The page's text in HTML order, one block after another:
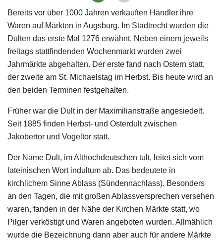
Bereits vor über 1000 Jahren verkauften Händler ihre
Waren auf Märkten in Augsburg. Im Stadtrecht wurden die
Dulten das erste Mal 1276 erwähnt. Neben einem jeweils
freitags stattfindenden Wochenmarkt wurden zwei
Jahrmärkte abgehalten. Der erste fand nach Ostern statt,
der zweite am St. Michaelstag im Herbst. Bis heute wird an
den beiden Terminen festgehalten.
Früher war die Dult in der Maximilianstraße angesiedelt.
Seit 1885 finden Herbst- und Osterdult zwischen
Jakobertor und Vogeltor statt.
Der Name Dult, im Althochdeutschen tult, leitet sich vom
lateinischen Wort indultum ab. Das bedeutete in
kirchlichem Sinne Ablass (Sündennachlass). Besonders
an den Tagen, die mit großen Ablassversprechen versehen
waren, fanden in der Nähe der Kirchen Märkte statt, wo
Pilger verköstigt und Waren angeboten wurden. Allmählich
wurde die Bezeichnung dann aber auch für andere Märkte